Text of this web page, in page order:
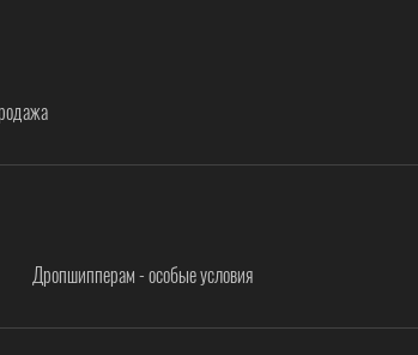
Дропшипперам - особые условия